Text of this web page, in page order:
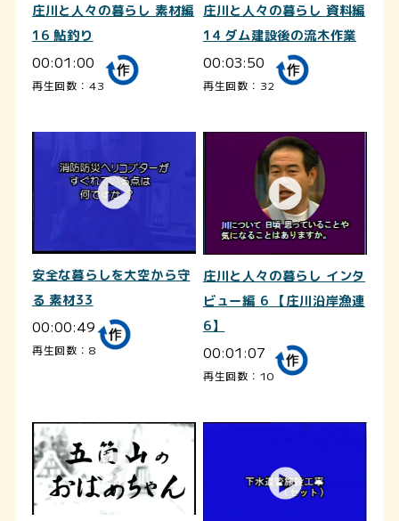
庄川と人々の暮らし 素材編
16 鮎釣り
00:01:00
再生回数：43
庄川と人々の暮らし 資料編
14 ダム建設後の流木作業
00:03:50
再生回数：32
安全な暮らしを大空から守
る 素材33
00:00:49
再生回数：8
庄川と人々の暮らし インタ
ビュー編 6 【庄川沿岸漁連
6】
00:01:07
再生回数：10